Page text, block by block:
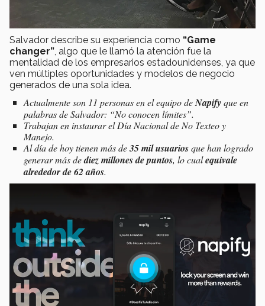
Salvador describe su experiencia como “Game
changer”, algo que le llamó la atención fue la
mentalidad de los empresarios estadounidenses, ya que
ven múltiples oportunidades y modelos de negocio
generados de una sola idea.
Actualmente son 11 personas en el equipo deNapifyque en
palabras de Salvador: “No conocen límites”.
Trabajan en instaurar el Día Nacional de No Texteo y
Manejo.
Al día de hoy tienen más de35 mil usuariosque han logrado
generar más dediez millones de puntos, lo cualequivale
alrededor de 62 años.